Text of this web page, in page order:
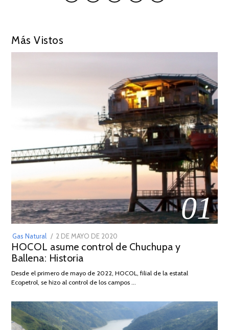
Más Vistos
01
Gas Natural
POSTED
ON
2 DE MAYO DE 2020
DE
2026
HOCOL asume control de Chuchupa y
Ballena: Historia
Desde el primero de mayo de 2022, HOCOL, filial de la estatal
Ecopetrol, se hizo al control de los campos …